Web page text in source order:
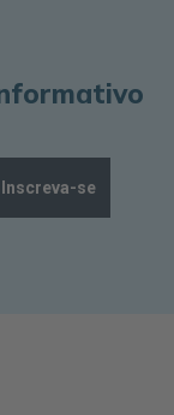
Inscreva-se